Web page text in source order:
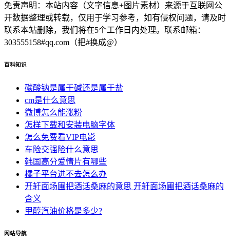
免责声明：本站内容（文字信息+图片素材）来源于互联网公
开数据整理或转载，仅用于学习参考，如有侵权问题，请及时
联系本站删除，我们将在5个工作日内处理。联系邮箱：
303555158#qq.com（把#换成@）
百科知识
碳酸钠是属于碱还是属于盐
cm是什么意思
微博怎么能涨粉
怎样下载和安装电脑字体
怎么免费看VIP电影
车险交强险什么意思
韩国高分爱情片有哪些
橘子平台进不去怎么办
开轩面场圃把酒话桑麻的意思 开轩面场圃把酒话桑麻的
含义
甲醇汽油价格是多少?
网站导航